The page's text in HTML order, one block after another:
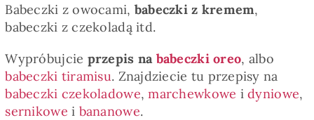
Babeczki z owocami, babeczki z kremem,
babeczki z czekoladą itd.
Wypróbujcie przepis na babeczki oreo, albo
babeczki tiramisu. Znajdziecie tu przepisy na
babeczki czekoladowe,marchewkowe idyniowe,
sernikowe i bananowe.